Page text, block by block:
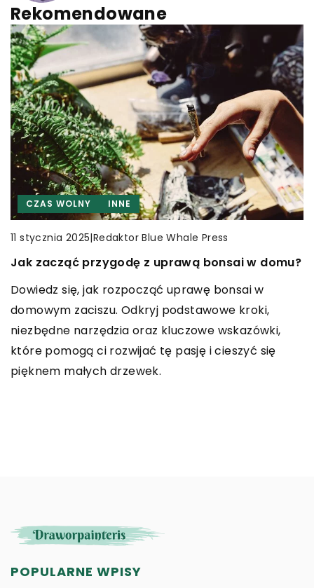
Rekomendowane
CZAS WOLNY RĘKODZIEŁO
19 października 2025|Redaktor Blue Whale Press
Jak stworzyć niepowtarzalne dekoracje z
makramy do swojego wnętrza?
Odkryj, jak wykorzystać technikę makramy do
tworzenia wyjątkowych dekoracji, które odmienią
każde wnętrze. Dowiedz się, jakie materiały i
narzędzia będą Ci potrzebne oraz jak krok po
CZAS WOLNY INNE
11 stycznia 2025|Redaktor Blue Whale Press
Jak zacząć przygodę z uprawą bonsai w domu?
Dowiedz się, jak rozpocząć uprawę bonsai w
domowym zaciszu. Odkryj podstawowe kroki,
niezbędne narzędzia oraz kluczowe wskazówki,
które pomogą ci rozwijać tę pasję i cieszyć się
pięknem małych drzewek.
INNE
12 lipca 2026|Redaktor Blue Whale Press
Innowacyjne technologie w walce z
zanieczyszczeniami powietrza: Jak nowoczesne
oczyszczacze zmieniają nasze domy i biura
Odkryj, jak nowoczesne technologie oczyszczania
powietrza rewolucjonizują nasze przestrzenie
życiowe i biurowe, poprawiając jakość życia i
POPULARNE WPISY